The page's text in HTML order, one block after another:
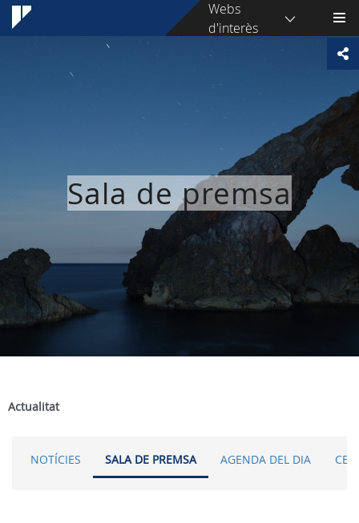
Webs
d'interès
Sala de premsa
Actualitat
NOTÍCIES SALA DE PREMSA AGENDA DEL DIA